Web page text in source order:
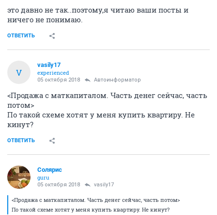
это давно не так..поэтому,я читаю ваши посты и
ничего не понимаю.
ОТВЕТИТЬ
V
vasily17
experienced
05 октября 2018 Автоинформатор
<Продажа с маткапиталом. Часть денег сейчас, часть
потом>
По такой схеме хотят у меня купить квартиру. Не
кинут?
ОТВЕТИТЬ
Солярис
guru
05 октября 2018 vasily17
<Продажа с маткапиталом. Часть денег сейчас, часть потом>
По такой схеме хотят у меня купить квартиру. Не кинут?